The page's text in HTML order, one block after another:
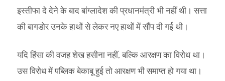
इस्तीफा दे देने के बाद बांग्लादेश की प्रधानमंत्री भी नहीं थी। सत्ता
की बागडोर उनके हाथों से लेकर नए हाथों में सौंप दी गई थी।
यदि हिंसा की वजह शेख हसीना नहीं, बल्कि आरक्षण का विरोध था।
उस विरोध में पब्लिक बेकाबू हुई तो आरक्षण भी समाप्त हो गया था।